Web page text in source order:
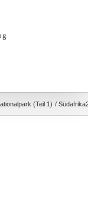
(Teil 1)